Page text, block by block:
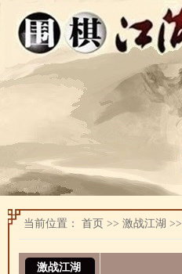
当前位置： 首页 >> 激战江湖 >>
激战江湖